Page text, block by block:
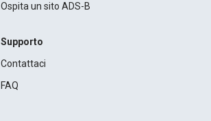
Ospita un sito ADS-B
Supporto
Contattaci
FAQ